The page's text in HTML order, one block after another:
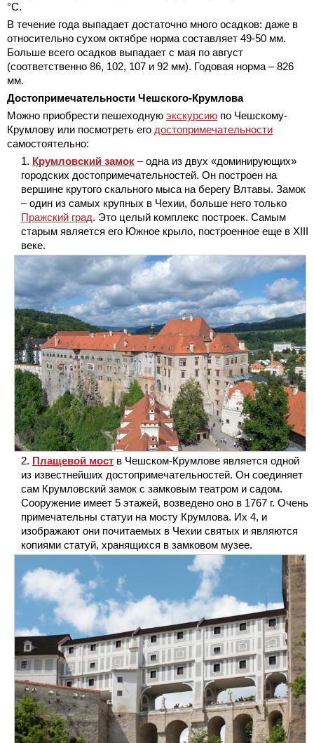
°С.
В течение года выпадает достаточно много осадков: даже в
относительно сухом октябре норма составляет 49-50 мм.
Больше всего осадков выпадает с мая по август
(соответственно 86, 102, 107 и 92 мм). Годовая норма – 826
мм.
Достопримечательности Чешского-Крумлова
Можно приобрести пешеходную экскурсию по Чешскому-
Крумлову или посмотреть его достопримечательности
самостоятельно:
Крумловский замок – одна из двух «доминирующих»
городских достопримечательностей. Он построен на
вершине крутого скального мыса на берегу Влтавы. Замок
– один из самых крупных в Чехии, больше него только
Пражский град. Это целый комплекс построек. Самым
старым является его Южное крыло, построенное еще в XIII
веке.
Плащевой мост в Чешском-Крумлове является одной
из известнейших достопримечательностей. Он соединяет
сам Крумловский замок с замковым театром и садом.
Сооружение имеет 5 этажей, возведено оно в 1767 г. Очень
примечательны статуи на мосту Крумлова. Их 4, и
изображают они почитаемых в Чехии святых и являются
копиями статуй, хранящихся в замковом музее.